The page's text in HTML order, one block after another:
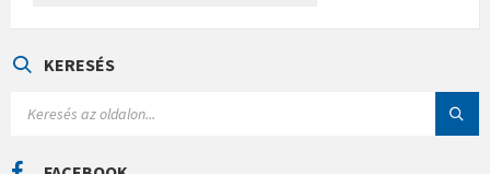
E
Á
KERESÉS
C